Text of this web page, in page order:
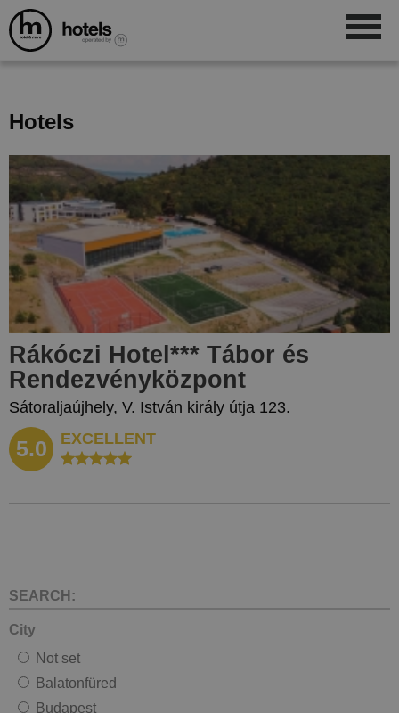
Hotels
Rákóczi Hotel *** Tábor és
Rendezvényközpont
Sátoraljaújhely, V. István király útja 123.
5.0 EXCELLENT
SEARCH:
City
Not set
Balatonfüred
Budapest